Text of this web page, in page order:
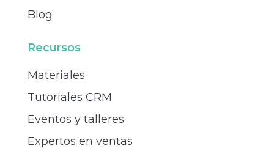
Blog
Recursos
Materiales
Tutoriales CRM
Eventos y talleres
Expertos en ventas